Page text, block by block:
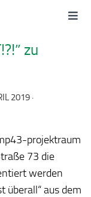
zu
2019 ·
projektraum
73 die
werden
überall“ aus dem